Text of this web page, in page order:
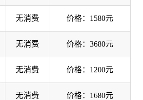
无消费 价格：1580元
无消费 价格：3680元
无消费 价格：1200元
无消费 价格：1680元